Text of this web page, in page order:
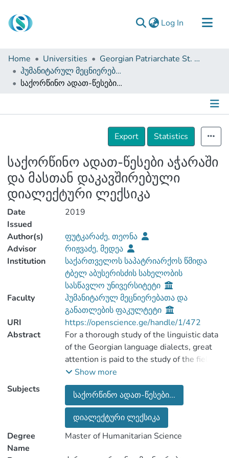
Log In (current)
Communities & Collections
Browse
Documentation
Home Universities
Georgian Patriarchate St. Tbel Abuseridze Teaching University
ჰუმანიტარულ მეცნიერებათა და განათლების ფაკულტეტი (სამაგისტრო ნაშრომები)
საქორწინო ადათ-წესები აჭარაში და მასთან დაკავშირებული დიალექტური ლექსიკა
Details
Export
Statistics
საქორწინო ადათ-წესები აჭარაში
და მასთან დაკავშირებული
დიალექტური ლექსიკა
Date
Issued
2019
Author(s)
ფუტკარაძე, თეონა
Advisor
რიჟვაძე, მედეა
Institution
საქართველოს საპატრიარქოს წმიდა
ტბელ აბუსერისძის სახელობის
სასწავლო უნივერსიტეტი
Faculty
ჰუმანიტარულ მეცნიერებათა და
განათლების ფაკულტეტი
URI
https://openscience.ge/handle/1/472
Abstract
For a thorough study of the linguistic data
of the Georgian language dialects, great
attention is paid to the study of the field
vocabulary of individual dialects. The
vocabulary study method has some
advantages: The consistent description of
a particular field of life will be revealed
more accurately and the meaning of the
vocabulary and lexical unit is more
Show more
Subjects
საქორწინო ადათ-წესები...
დიალექტური ლექსიკა
Degree
Name
Master of Humanitarian Science